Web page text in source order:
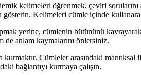
kelimeleri öğrenmek, çeviri
Kelimeleri cümle içinde
yerine, cümlenin bütününü
anlam kaymalarını önlersiniz.
Cümleler arasındaki mantıksal
bağlantıyı kurmaya çalışın.